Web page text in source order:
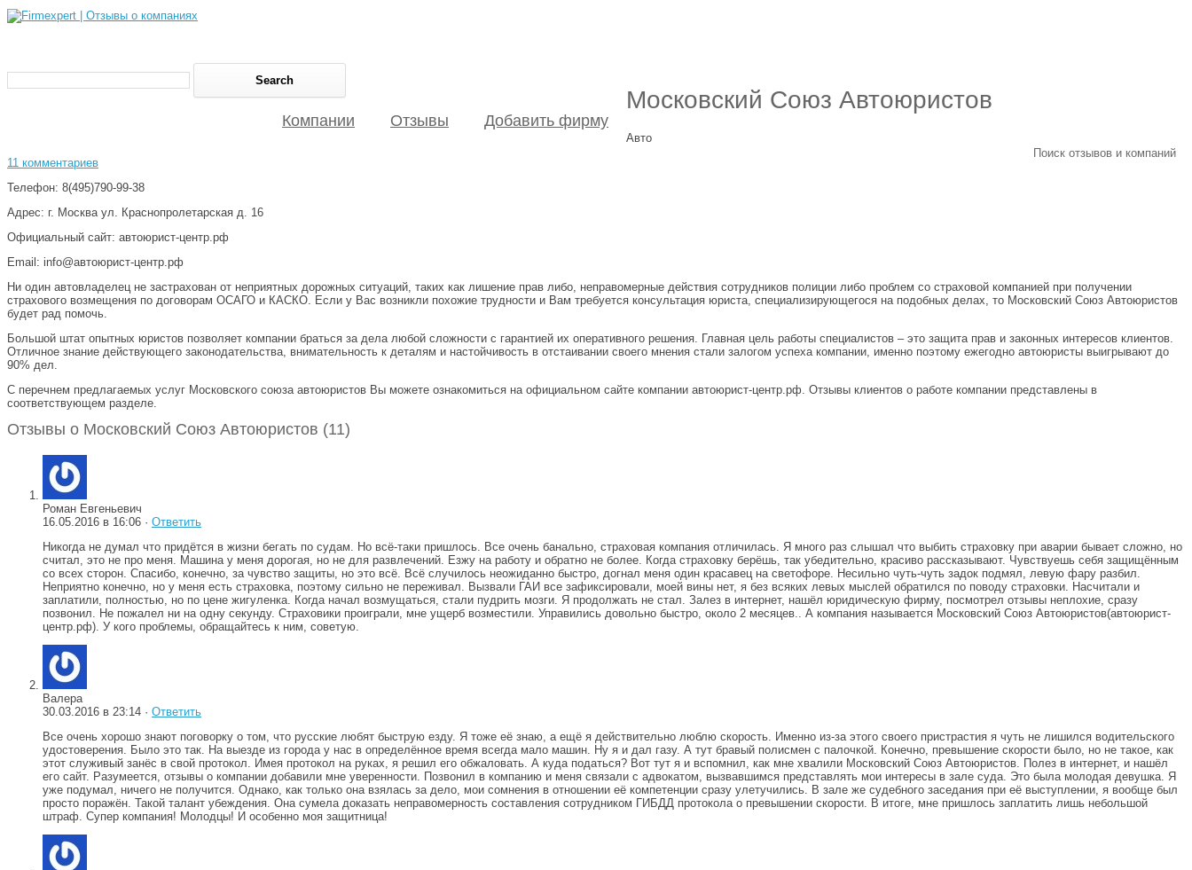
Поиск отзывов и компаний
Компании Отзывы Добавить фирму
Московский Союз Автоюристов
Авто
11 комментариев
Телефон: 8(495)790-99-38
Адрес: г. Москва ул. Краснопролетарская д. 16
Официальный сайт: автоюрист-центр.рф
Email: info@автоюрист-центр.рф
Ни один автовладелец не застрахован от неприятных дорожных ситуаций, таких как лишение прав либо, неправомерные действия сотрудников полиции либо проблем со страховой компанией при получении
страхового возмещения по договорам ОСАГО и КАСКО. Если у Вас возникли похожие трудности и Вам требуется консультация юриста, специализирующегося на подобных делах, то Московский Союз Автоюристов
будет рад помочь.
Большой штат опытных юристов позволяет компании браться за дела любой сложности с гарантией их оперативного решения. Главная цель работы специалистов – это защита прав и законных интересов клиентов.
Отличное знание действующего законодательства, внимательность к деталям и настойчивость в отстаивании своего мнения стали залогом успеха компании, именно поэтому ежегодно автоюристы выигрывают до
90% дел.
С перечнем предлагаемых услуг Московского союза автоюристов Вы можете ознакомиться на официальном сайте компании автоюрист-центр.рф. Отзывы клиентов о работе компании представлены в
соответствующем разделе.
Отзывы о Московский Союз Автоюристов (11)
Роман Евгеньевич
16.05.2016 в 16:06 · Ответить
Никогда не думал что придётся в жизни бегать по судам. Но всё-таки пришлось. Все очень банально, страховая компания отличилась. Я много раз слышал что выбить страховку при аварии бывает сложно, но
считал, это не про меня. Машина у меня дорогая, но не для развлечений. Езжу на работу и обратно не более. Когда страховку берёшь, так убедительно, красиво рассказывают. Чувствуешь себя защищённым
со всех сторон. Спасибо, конечно, за чувство защиты, но это всё. Всё случилось неожиданно быстро, догнал меня один красавец на светофоре. Несильно чуть-чуть задок подмял, левую фару разбил.
Неприятно конечно, но у меня есть страховка, поэтому сильно не переживал. Вызвали ГАИ все зафиксировали, моей вины нет, я без всяких левых мыслей обратился по поводу страховки. Насчитали и
заплатили, полностью, но по цене жигуленка. Когда начал возмущаться, стали пудрить мозги. Я продолжать не стал. Залез в интернет, нашёл юридическую фирму, посмотрел отзывы неплохие, сразу
позвонил. Не пожалел ни на одну секунду. Страховики проиграли, мне ущерб возместили. Управились довольно быстро, около 2 месяцев.. А компания называется Московский Союз Автоюристов(автоюрист-
центр.рф). У кого проблемы, обращайтесь к ним, советую.
Валера
30.03.2016 в 23:14 · Ответить
Все очень хорошо знают поговорку о том, что русские любят быструю езду. Я тоже её знаю, а ещё я действительно люблю скорость. Именно из-за этого своего пристрастия я чуть не лишился водительского
удостоверения. Было это так. На выезде из города у нас в определённое время всегда мало машин. Ну я и дал газу. А тут бравый полисмен с палочкой. Конечно, превышение скорости было, но не такое, как
этот служивый занёс в свой протокол. Имея протокол на руках, я решил его обжаловать. А куда податься? Вот тут я и вспомнил, как мне хвалили Московский Союз Автоюристов. Полез в интернет, и нашёл
его сайт. Разумеется, отзывы о компании добавили мне уверенности. Позвонил в компанию и меня связали с адвокатом, вызвавшимся представлять мои интересы в зале суда. Это была молодая девушка. Я
уже подумал, ничего не получится. Однако, как только она взялась за дело, мои сомнения в отношении её компетенции сразу улетучились. В зале же судебного заседания при её выступлении, я вообще был
просто поражён. Такой талант убеждения. Она сумела доказать неправомерность составления сотрудником ГИБДД протокола о превышении скорости. В итоге, мне пришлось заплатить лишь небольшой
штраф. Супер компания! Молодцы! И особенно моя защитница!